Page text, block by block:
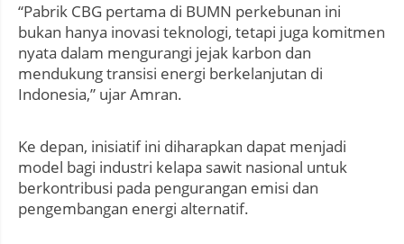
“Pabrik CBG pertama di BUMN perkebunan ini
bukan hanya inovasi teknologi, tetapi juga komitmen
nyata dalam mengurangi jejak karbon dan
mendukung transisi energi berkelanjutan di
Indonesia,” ujar Amran.
Ke depan, inisiatif ini diharapkan dapat menjadi
model bagi industri kelapa sawit nasional untuk
berkontribusi pada pengurangan emisi dan
pengembangan energi alternatif.